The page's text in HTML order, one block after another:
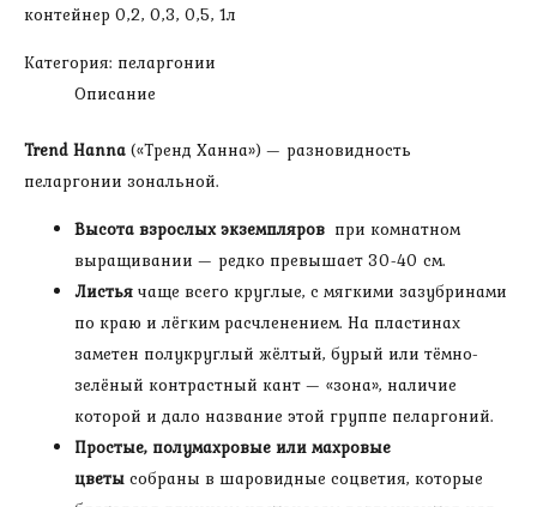
Тренд
Ханна
контейнер 0,2, 0,3, 0,5, 1л
Категория: пеларгонии
Описание
Trend Hanna («Тренд Ханна») — разновидность
пеларгонии зональной.
Высота взрослых экземпляров при комнатном
выращивании — редко превышает 30-40 см.
Листья чаще всего круглые, с мягкими зазубринами
по краю и лёгким расчленением. На пластинах
заметен полукруглый жёлтый, бурый или тёмно-
зелёный контрастный кант — «зона», наличие
которой и дало название этой группе пеларгоний.
Простые, полумахровые или махровые
цветы собраны в шаровидные соцветия, которые